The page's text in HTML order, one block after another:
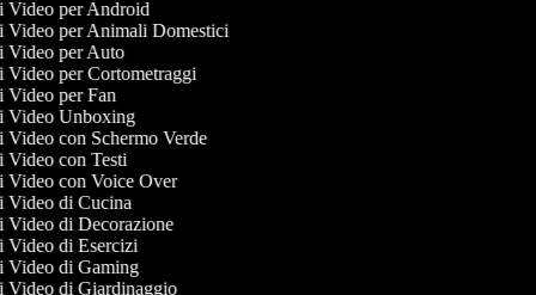
Video per Android
Video per Animali Domestici
Video per Auto
Video per Cortometraggi
Video per Fan
Video Unboxing
Video con Schermo Verde
Video con Testi
Video con Voice Over
Video di Cucina
Video di Decorazione
Video di Esercizi
Video di Gaming
Video di Giardinaggio